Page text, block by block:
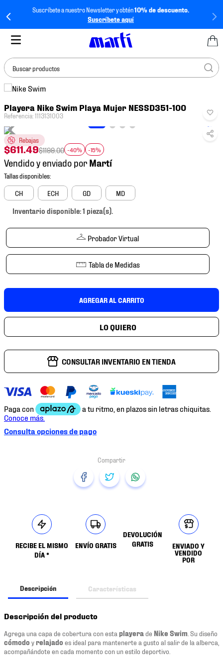
Suscríbete a nuestro Newsletter y obtén10% de descuento.
Suscríbete aquí
Buscar productos
Playera Nike Swim Playa Mujer NESSD351-100
Referencia:1113131003
Rebajas
$611.49$1199.00 -40% -15%
Vendido y enviado por
CH ECH GD MD
Inventario disponible: 1 pieza(s).
Probador Virtual
Tabla de Medidas
AGREGAR AL CARRITO
CONSULTAR INVENTARIO EN TIENDA
Consulta opciones de pago
RECIBE EL MISMO
DÍA *
ENVÍO GRATIS
DEVOLUCIÓN
GRATIS
ENVIADO Y
VENDIDO
POR
Descripción Características
Descripción del producto
Agrega una capa de cobertura con esta playera de Nike Swim . Su diseño
cómodo yrelajado es ideal para mantenerte a gusto al salir de la alberca,
acompañándote en cada momento con un estilo deportivo.
BUSCADOS
2.
tenis hombre
tenis
4.
jersey
.
tenis futbol
6.
mochila
7.
chivas
8.
mochilas